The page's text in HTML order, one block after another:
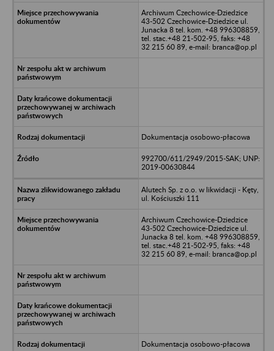
Archiwum Czechowice-Dziedzice
43-502 Czechowice-Dziedzice ul.
Junacka 8 tel. kom. +48 996308859,
tel. stac.+48 21-502-95, faks: +48
32 215 60 89, e-mail: branca@op.pl
Dokumentacja osobowo-płacowa
992700/611/2949/2015-SAK; UNP:
2019-00630844
Alutech Sp. z o.o. w likwidacji - Kęty,
ul. Kościuszki 111
Archiwum Czechowice-Dziedzice
43-502 Czechowice-Dziedzice ul.
Junacka 8 tel. kom. +48 996308859,
tel. stac.+48 21-502-95, faks: +48
32 215 60 89, e-mail: branca@op.pl
Dokumentacja osobowo-płacowa